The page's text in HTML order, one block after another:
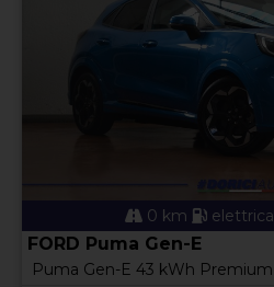
0 km elettrica
FORD Puma Gen-E
Puma Gen-E 43 kWh Premium